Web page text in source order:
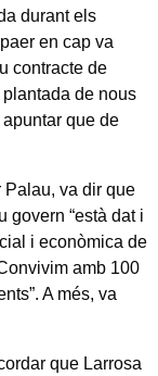
durant els
en cap va
contracte de
de nous
apuntar que de
Palau, va dir que
govern “està dat i
i econòmica de
amb 100
A més, va
que Larrosa